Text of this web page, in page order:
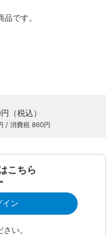
です。
（税込）
/ 消費税 860円
こちら
イン
い。